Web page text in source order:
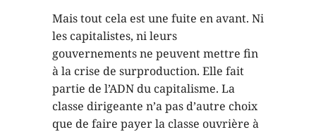
Mais tout cela est une fuite en avant. Ni
les capitalistes, ni leurs
gouvernements ne peuvent mettre fin
à la crise de surproduction. Elle fait
partie de l’ADN du capitalisme. La
classe dirigeante n’a pas d’autre choix
que de faire payer la classe ouvrière à